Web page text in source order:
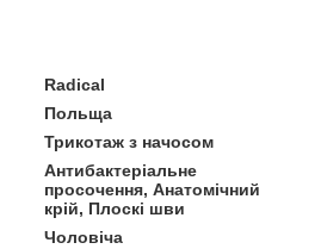
Radical
Польща
Трикотаж з начосом
Антибактеріальне
просочення, Анатомічний
крій, Плоскі шви
Чоловіча